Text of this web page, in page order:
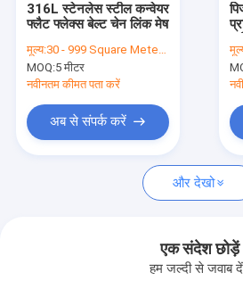
समाचार
सभी मामलों
स्टेनलेस स्टील जाल बेल्ट
316L स्टेनलेस स्टील कन्वेयर
फ्लैट फ्लेक्स बेल्ट चेन लिंक मेष
मूल्य:30 - 999 Square Meters $31.60， 1000 - 4999 Square Meters $29.30， >=5000 Square Meters $28.50
MOQ:5 मीटर
नवीनतम कीमत पता करें
अब से संपर्क करें
और देखो
एक संदेश छोड़ें
हम जल्दी से जवाब